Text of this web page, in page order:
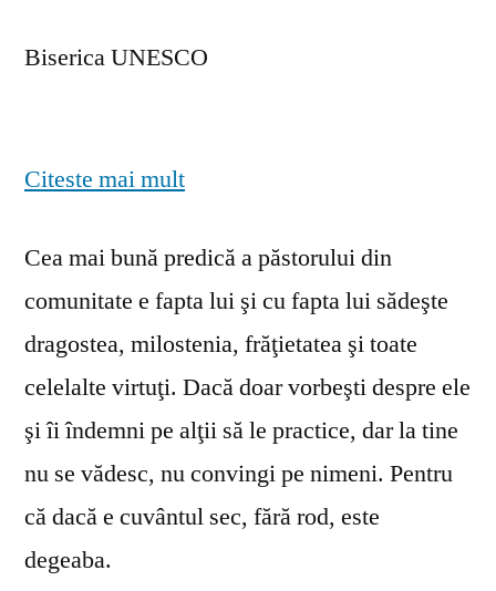
Biserica UNESCO
Citeste mai mult
Cea mai bună predică a păstorului din
comunitate e fapta lui şi cu fapta lui sădeşte
dragostea, milostenia, frăţietatea şi toate
celelalte virtuţi. Dacă doar vorbeşti despre ele
şi îi îndemni pe alţii să le practice, dar la tine
nu se vă­desc, nu convingi pe nimeni. Pentru
că dacă e cuvântul sec, fără rod, este
degeaba.